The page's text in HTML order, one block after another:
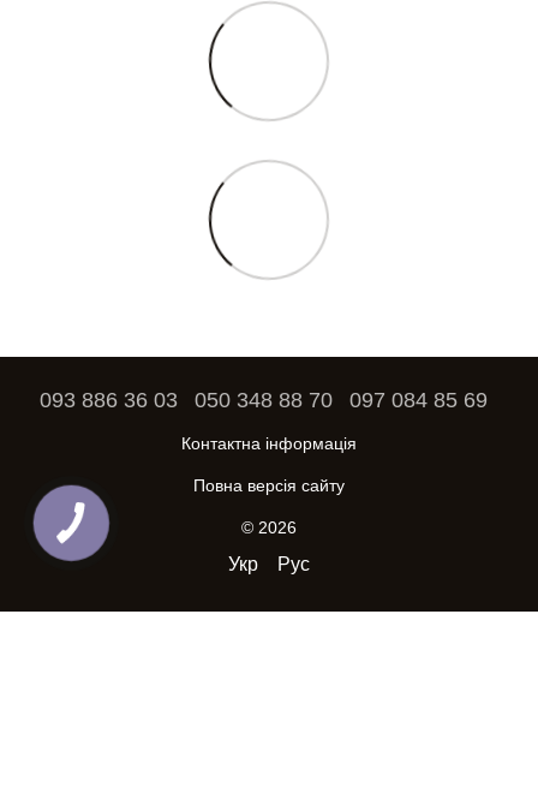
093 886 36 03 050 348 88 70 097 084 85 69
Контактна інформація
Повна версія сайту
© 2026
Укр Рус